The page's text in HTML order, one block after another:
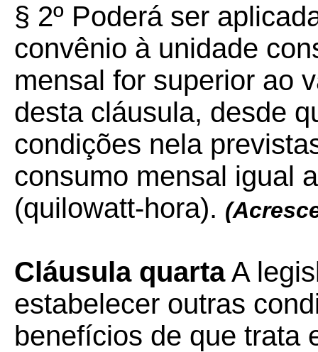
§ 2º Poderá ser
convênio à unidade
mensal for superior ao
desta cláusula, desde
condições nela
consumo mensal igual
(quilowatt-hora).
Cláusula quartaA
estabelecer outras
benefícios de que trata